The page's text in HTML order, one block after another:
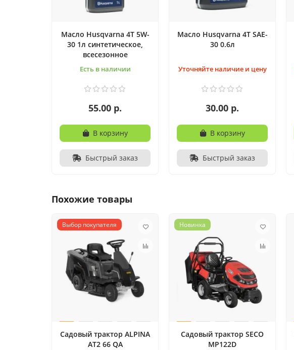
Масло Husqvarna 4T 5W-
30 1л синтетическое,
всесезонное
Есть в наличии
55.00 р.
В корзину
Быстрый заказ
Масло Husqvarna 4T SAE-
30 0.6л
Уточняйте наличие и цену
30.00 р.
В корзину
Быстрый заказ
Похожие товары
Выбор покупателя
Садовый трактор ALPINA
AT2 66 QA
Новинка
Садовый трактор SECO
MP122D